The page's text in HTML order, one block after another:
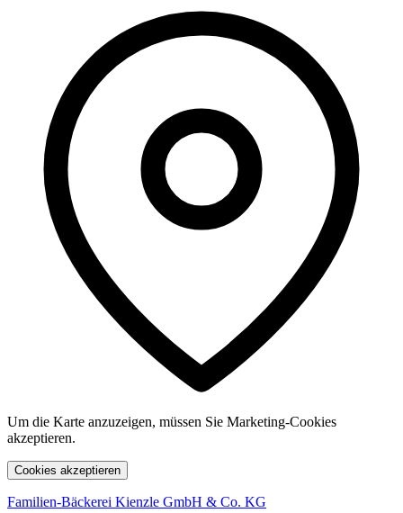
Um die Karte anzuzeigen, müssen Sie Marketing-Cookies
akzeptieren.
Cookies akzeptieren
Familien-Bäckerei Kienzle GmbH & Co. KG